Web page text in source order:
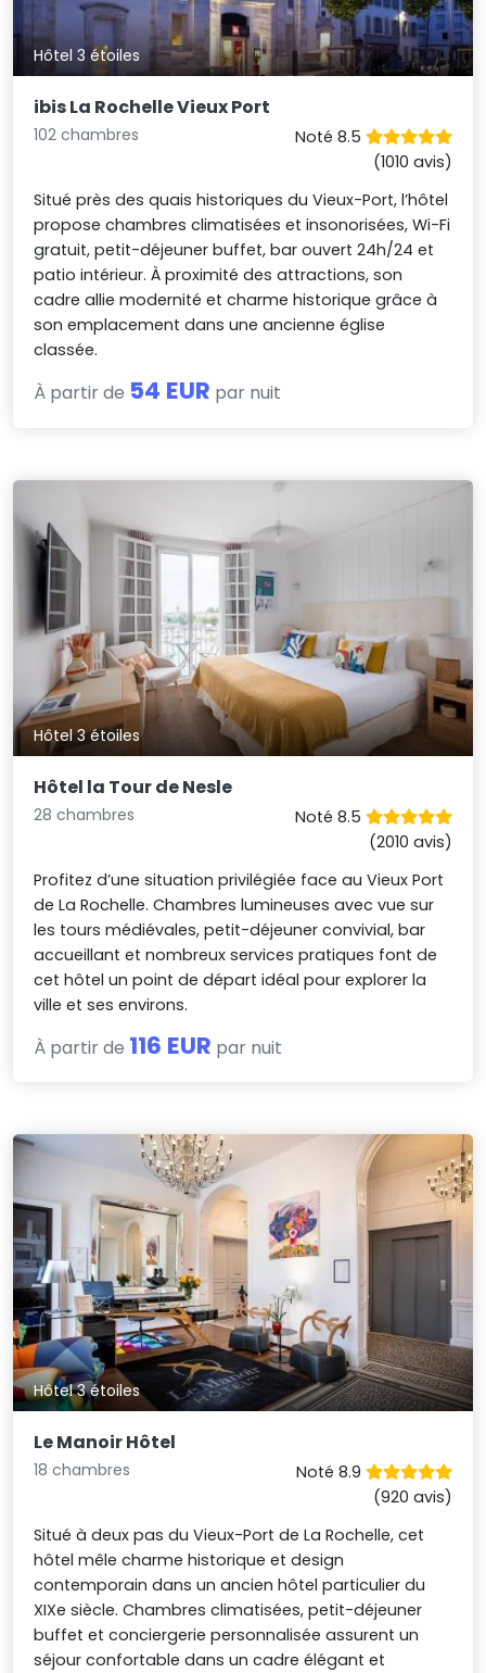
Hôtel 3 étoiles
ibis La Rochelle Vieux Port
102 chambres
Noté 8.5
(1010 avis)
Situé près des quais historiques du Vieux-Port, l’hôtel
propose chambres climatisées et insonorisées, Wi-Fi
gratuit, petit-déjeuner buffet, bar ouvert 24h/24 et
patio intérieur. À proximité des attractions, son
cadre allie modernité et charme historique grâce à
son emplacement dans une ancienne église
classée.
À partir de 54 EUR par nuit
Hôtel 3 étoiles
Hôtel la Tour de Nesle
28 chambres
Noté 8.5
(2010 avis)
Profitez d’une situation privilégiée face au Vieux Port
de La Rochelle. Chambres lumineuses avec vue sur
les tours médiévales, petit-déjeuner convivial, bar
accueillant et nombreux services pratiques font de
cet hôtel un point de départ idéal pour explorer la
ville et ses environs.
À partir de 116 EUR par nuit
Hôtel 3 étoiles
Le Manoir Hôtel
18 chambres
Noté 8.9
(920 avis)
Situé à deux pas du Vieux-Port de La Rochelle, cet
hôtel mêle charme historique et design
contemporain dans un ancien hôtel particulier du
XIXe siècle. Chambres climatisées, petit-déjeuner
buffet et conciergerie personnalisée assurent un
séjour confortable dans un cadre élégant et